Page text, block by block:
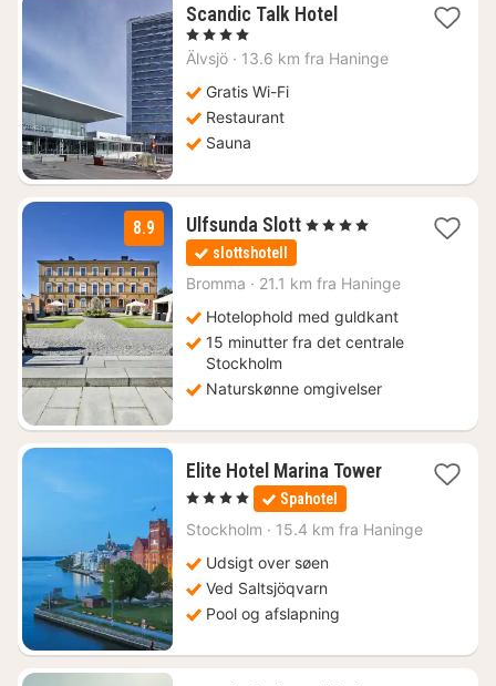
Scandic Talk Hotel1
fra
, 4 Stjerner
Älvsjö · 13.6 km fra Haninge
Gratis Wi-Fi
Restaurant
Sauna
8.9 Ulfsunda Slott1
979
, 4 Stjerner
slottshotell
Bromma · 21.1 km fra Haninge
Hotelophold med guldkant
15 minutter fra det centrale
Stockholm
Naturskønne omgivelser
Elite Hotel Marina Tower1
983
, 4 Stjerner Spahotel
Stockholm · 15.4 km fra Haninge
Udsigt over søen
Ved Saltsjöqvarn
Pool og afslapning